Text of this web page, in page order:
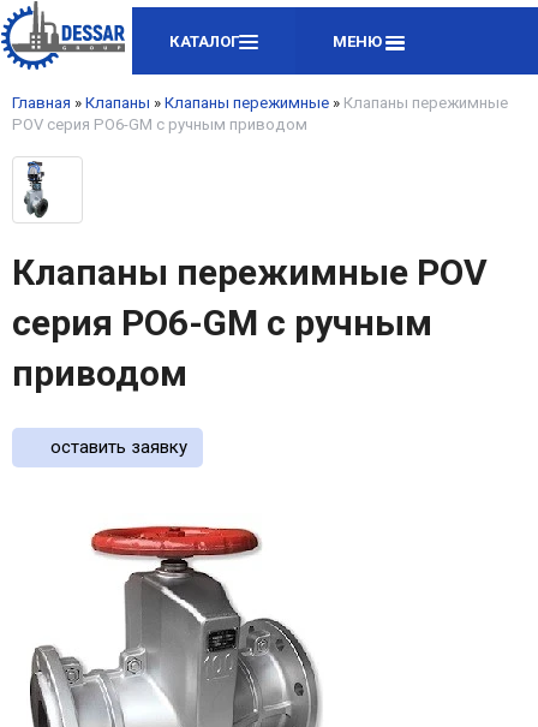
КАТАЛОГ МЕНЮ
Главная » Клапаны » Клапаны пережимные » Клапаны пережимные
POV серия PO6-GM с ручным приводом
Клапаны пережимные POV
серия PO6-GM с ручным
приводом
оставить заявку